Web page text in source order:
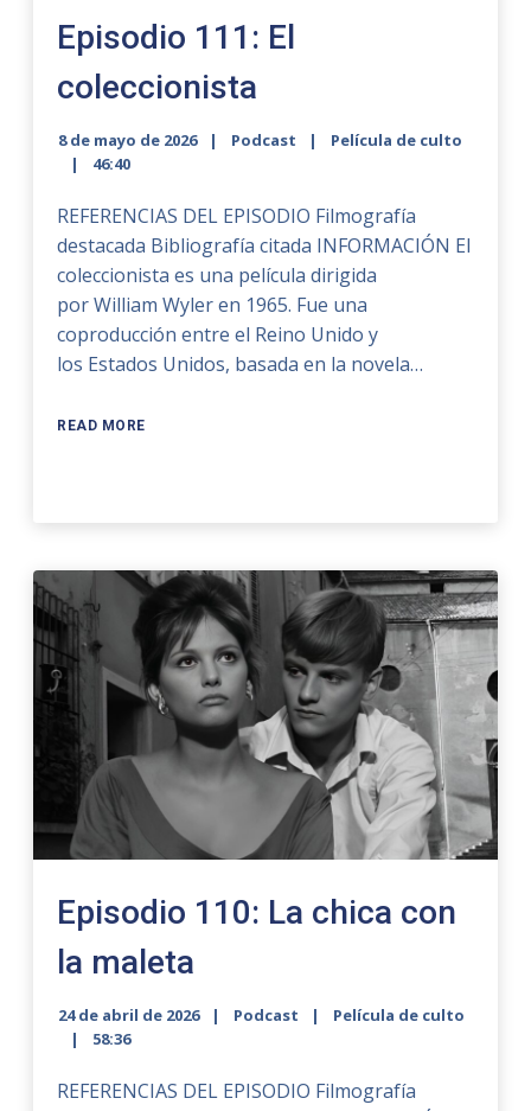
Episodio 111: El
coleccionista
8 de mayo de 2026 Podcast
Película de culto
46:40
REFERENCIAS DEL EPISODIO Filmografía
destacada Bibliografía citada INFORMACIÓN El
coleccionista es una película dirigida
por William Wyler en 1965. Fue una
coproducción entre el Reino Unido y
los Estados Unidos, basada en la novela…
READ MORE
Episodio 110: La chica con
la maleta
24 de abril de 2026 Podcast
Película de culto
58:36
REFERENCIAS DEL EPISODIO Filmografía